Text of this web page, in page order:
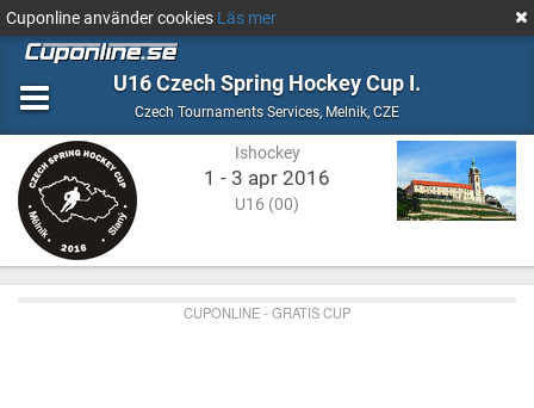
Cuponline använder cookies Läs mer
U16 Czech Spring Hockey Cup I.
Czech Tournaments Services, Ishockey
Melnik, CZEMelnik,
CZE
Ishockey
1 - 3 apr 2016
U16 (00)
CUPONLINE - GRATIS CUP